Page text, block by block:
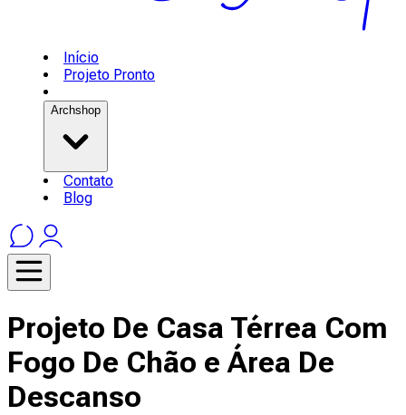
Início
Projeto Pronto
Archshop
Contato
Blog
Projeto De Casa Térrea Com
Fogo De Chão e Área De
Descanso